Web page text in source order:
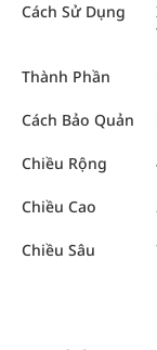
Cách Sử Dụng
Thành Phần
Cách Bảo Quản
Chiều Rộng
Chiều Cao
Chiều Sâu